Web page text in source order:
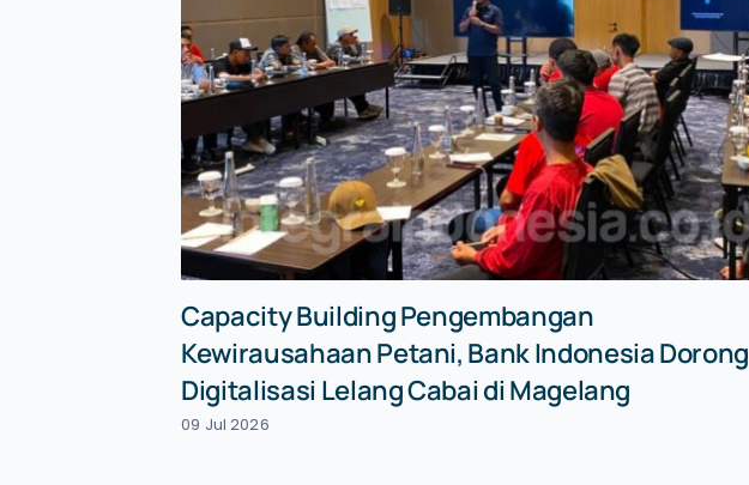
Capacity Building Pengembangan
Kewirausahaan Petani, Bank Indonesia Dorong
Digitalisasi Lelang Cabai di Magelang
09 Jul 2026